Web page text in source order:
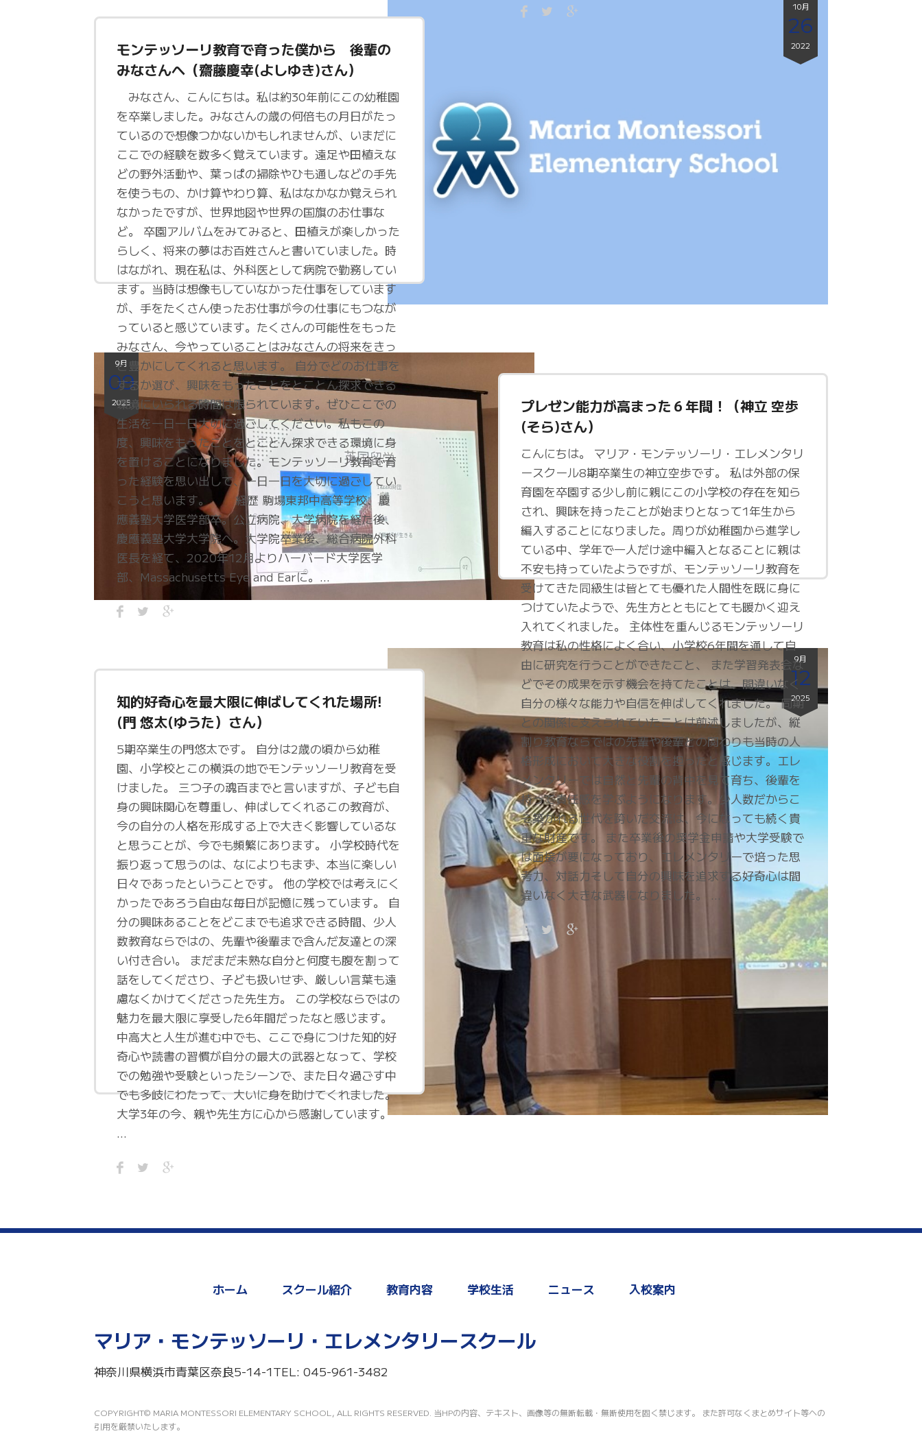
10月
26
2022
モンテッソーリ教育で育った僕から 後輩の
みなさんへ（齋藤慶幸(よしゆき)さん）
みなさん、こんにちは。私は約30年前にこの幼稚園
を卒業しました。みなさんの歳の何倍もの月日がたっ
ているので想像つかないかもしれませんが、いまだに
ここでの経験を数多く覚えています。遠足や田植えな
どの野外活動や、葉っぱの掃除やひも通しなどの手先
を使うもの、かけ算やわり算、私はなかなか覚えられ
なかったですが、世界地図や世界の国旗のお仕事な
ど。 卒園アルバムをみてみると、田植えが楽しかった
らしく、将来の夢はお百姓さんと書いていました。時
はながれ、現在私は、外科医として病院で勤務してい
ます。当時は想像もしていなかった仕事をしています
が、手をたくさん使ったお仕事が今の仕事にもつなが
っていると感じています。たくさんの可能性をもった
みなさん、今やっていることはみなさんの将来をきっ
と豊かにしてくれると思います。 自分でどのお仕事を
するか選び、興味をもったことをとことん探求できる
環境にいられる時間は限られています。ぜひここでの
生活を一日一日大切に過ごしてください。私もこの
度、興味をもったことをとことん探求できる環境に身
を置けることになりました。モンテッソーリ教育で育
った経験を思い出して、一日一日を大切に過ごしてい
こうと思います。 経歴 駒場東邦中高等学校、慶
應義塾大学医学部卒。公立病院、大学病院を経た後、
慶應義塾大学大学院へ。大学院卒業後、総合病院外科
医長を経て、2020年12月よりハーバード大学医学
部、Massachusetts Eye and Earに。…
9月
09
2025
プレゼン能力が高まった６年間！（神立 空歩
(そら)さん）
こんにちは。 マリア・モンテッソーリ・エレメンタリ
ースクール8期卒業生の神立空歩です。 私は外部の保
育園を卒園する少し前に親にこの小学校の存在を知ら
され、興味を持ったことが始まりとなって1年生から
編入することになりました。周りが幼稚園から進学し
ている中、学年で一人だけ途中編入となることに親は
不安も持っていたようですが、モンテッソーリ教育を
受けてきた同級生は皆とても優れた人間性を既に身に
つけていたようで、先生方とともにとても暖かく迎え
入れてくれました。 主体性を重んじるモンテッソーリ
教育は私の性格によく合い、小学校6年間を通して自
由に研究を行うことができたこと、 また学習発表会な
どでその成果を示す機会を持てたことは、間違いなく
自分の様々な能力や自信を伸ばしてくれました。 同期
との関係に支えられていたことは前述しましたが、縦
割り教育ならではの先輩や後輩との関わりも当時の人
格形成において大きな役割を担ったと感じます。エレ
メンタリーでは自然と先輩の背中を見て育ち、後輩を
持って責任感を学ぶようになります。少人数だからこ
そ築かれる世代を跨いだ交流は、今になっても続く貴
重な財産です。 また卒業後の奨学金申請や大学受験で
は面接が要になっており、エレメンタリーで培った思
考力、対話力そして自分の興味を追求する好奇心は間
違いなく大きな武器になりました。 …
9月
12
2025
知的好奇心を最大限に伸ばしてくれた場所!
(門 悠太(ゆうた）さん）
5期卒業生の門悠太です。 自分は2歳の頃から幼稚
園、小学校とこの横浜の地でモンテッソーリ教育を受
けました。 三つ子の魂百までと言いますが、子ども自
身の興味関心を尊重し、伸ばしてくれるこの教育が、
今の自分の人格を形成する上で大きく影響しているな
と思うことが、今でも頻繁にあります。 小学校時代を
振り返って思うのは、なによりもまず、本当に楽しい
日々であったということです。 他の学校では考えにく
かったであろう自由な毎日が記憶に残っています。 自
分の興味あることをどこまでも追求できる時間、少人
数教育ならではの、先輩や後輩まで含んだ友達との深
い付き合い。 まだまだ未熟な自分と何度も腹を割って
話をしてくださり、子ども扱いせず、厳しい言葉も遠
慮なくかけてくださった先生方。 この学校ならではの
魅力を最大限に享受した6年間だったなと感じます。
中高大と人生が進む中でも、ここで身につけた知的好
奇心や読書の習慣が自分の最大の武器となって、学校
での勉強や受験といったシーンで、また日々過ごす中
でも多岐にわたって、大いに身を助けてくれました。
大学3年の今、親や先生方に心から感謝しています。
…
ホーム スクール紹介 教育内容 学校生活 ニュース 入校案内
マリア・モンテッソーリ・エレメンタリースクール
神奈川県横浜市青葉区奈良5-14-1TEL: 045-961-3482
COPYRIGHT© MARIA MONTESSORI ELEMENTARY SCHOOL, ALL RIGHTS RESERVED. 当HPの内容、テキスト、画像等の無断転載・無断使用を固く禁じます。 また許可なくまとめサイト等への
引用を厳禁いたします。